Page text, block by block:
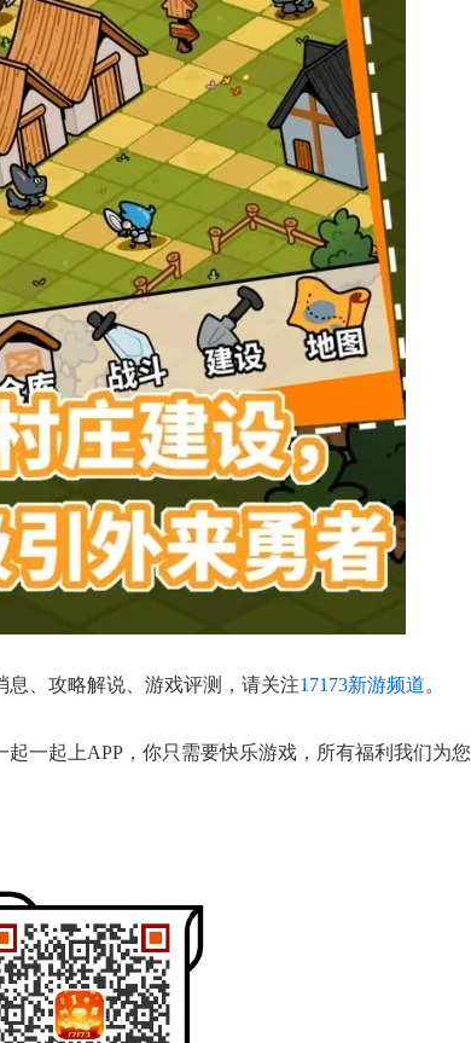
息、攻略解说、游戏评测，请关注17173新游频道。
一起上APP，你只需要快乐游戏，所有福利我们为您